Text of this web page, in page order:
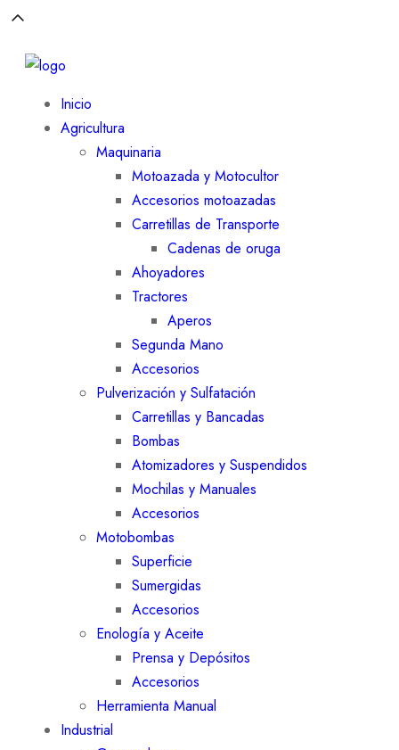
Inicio
Agricultura
Maquinaria
Motoazada y Motocultor
Accesorios motoazadas
Carretillas de Transporte
Cadenas de oruga
Ahoyadores
Tractores
Aperos
Segunda Mano
Accesorios
Pulverización y Sulfatación
Carretillas y Bancadas
Bombas
Atomizadores y Suspendidos
Mochilas y Manuales
Accesorios
Motobombas
Superficie
Sumergidas
Accesorios
Enología y Aceite
Prensa y Depósitos
Accesorios
Herramienta Manual
Industrial